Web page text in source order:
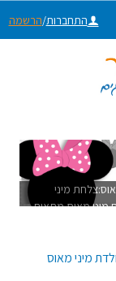
התחברות/הרשמה
מיני
מיני מאוס,מתאים
מיני מאוס